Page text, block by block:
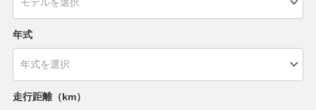
年式
走行距離（km）